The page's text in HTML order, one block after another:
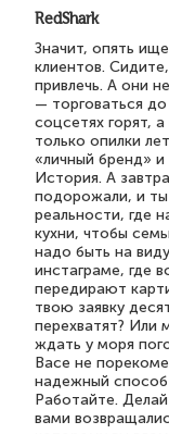
RedShark
Значит, опять
клиентов.
привлечь. А они
— торговаться
соцсетях горят,
только опилки
«личный бренд»
История. А
подорожали, и
реальности, где
кухни, чтобы
надо быть на
инстаграме, где
передирают
твою заявку
перехватят? Или
ждать у моря
Васе не
надежный способ
Работайте.
вами